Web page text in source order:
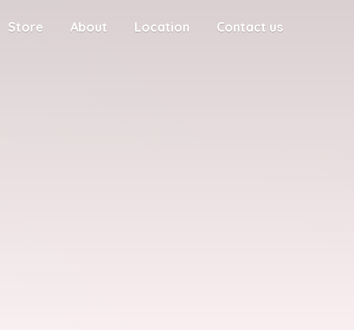
Store About Location Contact us